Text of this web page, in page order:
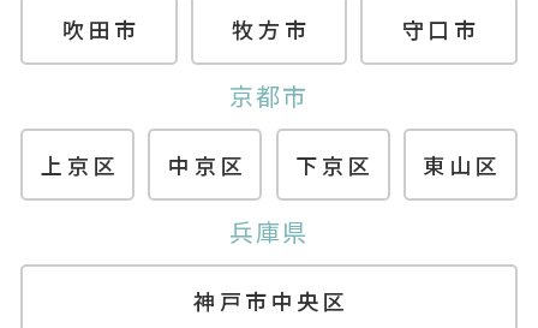
吹田市 牧方市 守口市
京都市
上京区 中京区 下京区 東山区
兵庫県
神戸市中央区